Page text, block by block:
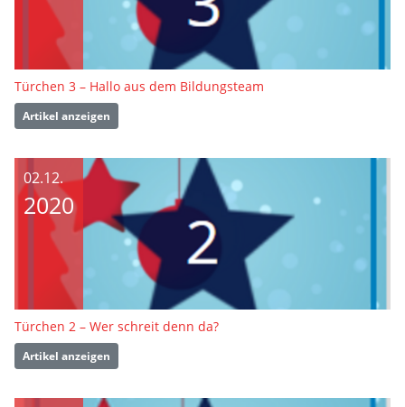
Türchen 3 – Hallo aus dem Bildungsteam
Artikel anzeigen
02.12.
2020
Türchen 2 – Wer schreit denn da?
Artikel anzeigen